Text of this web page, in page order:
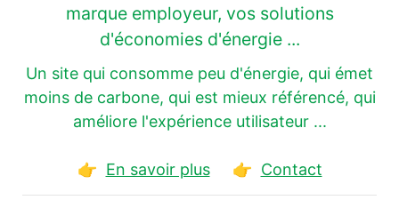
marque employeur, vos solutions
d'économies d'énergie ...
Un site qui consomme peu d'énergie, qui émet
moins de carbone, qui est mieux référencé, qui
améliore l'expérience utilisateur ...
👉 En savoir plus 👉 Contact